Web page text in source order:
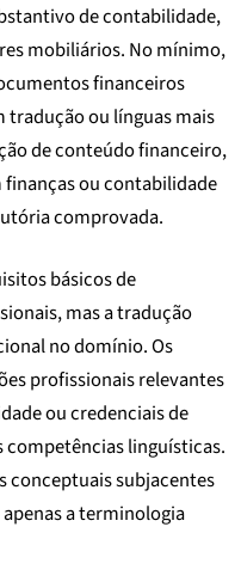
de contabilidade,
mobiliários. No mínimo,
financeiros
tradução ou línguas mais
de conteúdo financeiro,
ou contabilidade
comprovada.
básicos de
mas a tradução
no domínio. Os
profissionais relevantes
ou credenciais de
competências linguísticas.
conceptuais subjacentes
a terminologia